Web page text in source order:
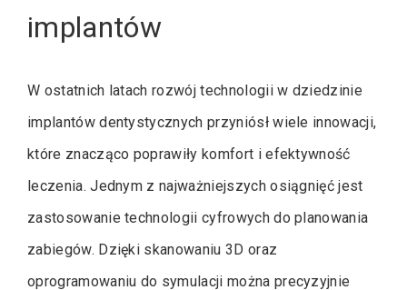
implantów
W ostatnich latach rozwój technologii w dziedzinie
implantów dentystycznych przyniósł wiele innowacji,
które znacząco poprawiły komfort i efektywność
leczenia. Jednym z najważniejszych osiągnięć jest
zastosowanie technologii cyfrowych do planowania
zabiegów. Dzięki skanowaniu 3D oraz
oprogramowaniu do symulacji można precyzyjnie